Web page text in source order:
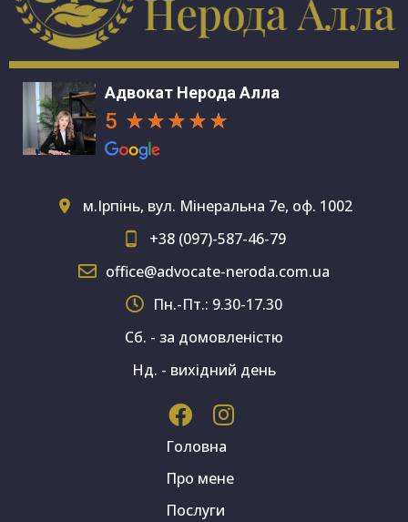
Адвокат Нерода Алла
5
м.Ірпінь, вул. Мінеральна 7е, оф. 1002
+38 (097)-587-46-79
office@advocate-neroda.com.ua
Пн.-Пт.: 9.30-17.30
Сб. - за домовленістю
Нд. - вихідний день
Головна
Про мене
Послуги